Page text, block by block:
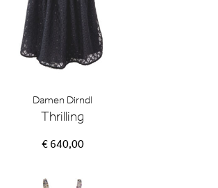
Damen Dirndl
Thrilling
€ 640,00